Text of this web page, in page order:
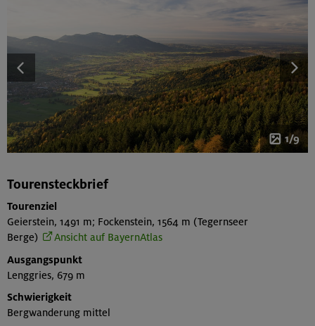
1/9
Tourensteckbrief
Tourenziel
Geierstein, 1491 m; Fockenstein, 1564 m (Tegernseer
Berge)
Ansicht auf BayernAtlas
Ausgangspunkt
Lenggries, 679 m
Schwierigkeit
Bergwanderung mittel